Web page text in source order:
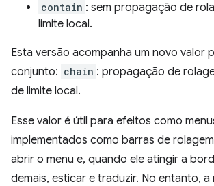
contain : sem propagação de
limite local.
Esta versão acompanha um novo valor
conjunto: chain : propagação de
de limite local.
Esse valor é útil para efeitos como
implementados como barras de
abrir o menu e, quando ele atingir a
demais, esticar e traduzir. No entanto, a